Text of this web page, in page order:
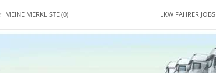
MEINE MERKLISTE (0) LKW FAHRER JOBS